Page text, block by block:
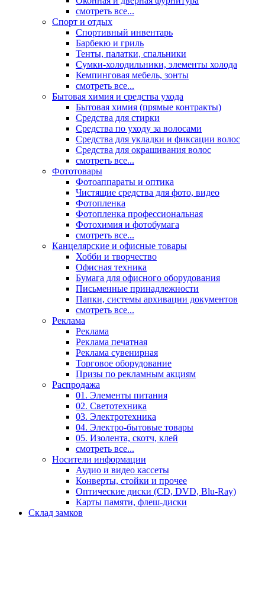
смотреть все...
Спорт и отдых
Спортивный инвентарь
Барбекю и гриль
Тенты, палатки, спальники
Сумки-холодильники, элементы холода
Кемпинговая мебель, зонты
смотреть все...
Бытовая химия и средства ухода
Бытовая химия (прямые контракты)
Средства для стирки
Средства по уходу за волосами
Средства для укладки и фиксации волос
Средства для окрашивания волос
смотреть все...
Фототовары
Фотоаппараты и оптика
Чистящие средства для фото, видео
Фотопленка
Фотопленка профессиональная
Фотохимия и фотобумага
смотреть все...
Канцелярские и офисные товары
Хобби и творчество
Офисная техника
Бумага для офисного оборудования
Письменные принадлежности
Папки, системы архивации документов
смотреть все...
Реклама
Реклама
Реклама печатная
Реклама сувенирная
Торговое оборудование
Призы по рекламным акциям
Распродажа
01. Элементы питания
02. Светотехника
03. Электротехника
04. Электро-бытовые товары
05. Изолента, скотч, клей
смотреть все...
Носители информации
Аудио и видео кассеты
Конверты, стойки и прочее
Оптические диски (CD, DVD, Blu-Ray)
Карты памяти, флеш-диски
Склад замков